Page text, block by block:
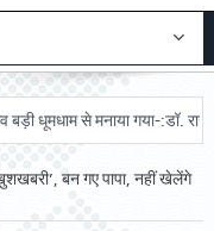
से मनाया गया-:डॉ. राजेश
बन गए पापा, नहीं खेलेंगे